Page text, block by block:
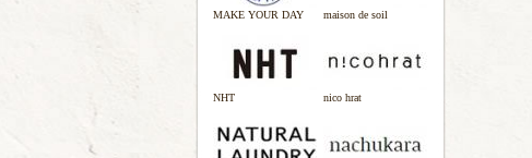
MAKE YOUR DAY maison de soil
NHT nico hrat